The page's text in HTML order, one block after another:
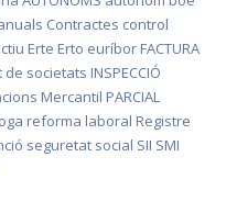
Contractes control
Erte Erto euríbor FACTURA
de societats INSPECCIÓ
Mercantil PARCIAL
reforma laboral Registre
seguretat social SII SMI